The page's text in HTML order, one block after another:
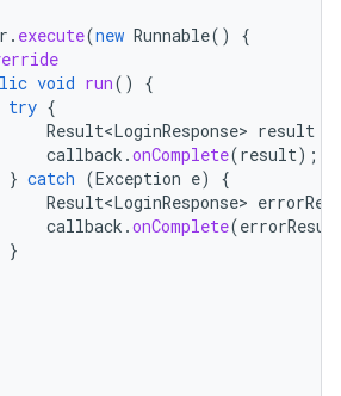
. execute(new Runnable()
{
void run()
{
try {
Result<LoginResponse> result
callback .onComplete(result);
} catch (Exception e)
{
Result<LoginResponse>
callback .onComplete(
}